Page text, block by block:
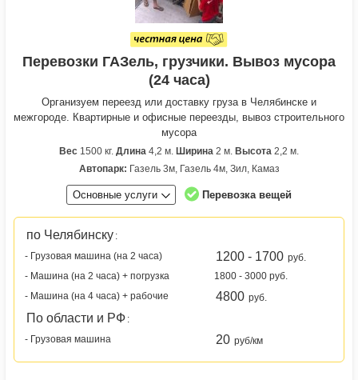
Перевозки ГАЗель, грузчики. Вывоз мусора
(24 часа)
Организуем переезд или доставку груза в Челябинске и
межгороде. Квартирные и офисные переезды, вывоз строительного
мусора
Вес 1500 кг. Длина 4,2 м. Ширина 2 м. Высота 2,2 м.
Автопарк: Газель 3м, Газель 4м, Зил, Камаз
Основные услуги Перевозка вещей
по Челябинску :
- Грузовая машина (на 2 часа)
1200 - 1700 руб.
- Машина (на 2 часа) + погрузка
1800 - 3000 руб.
- Машина (на 4 часа) + рабочие
4800 руб.
По области и РФ :
- Грузовая машина
20 руб/км